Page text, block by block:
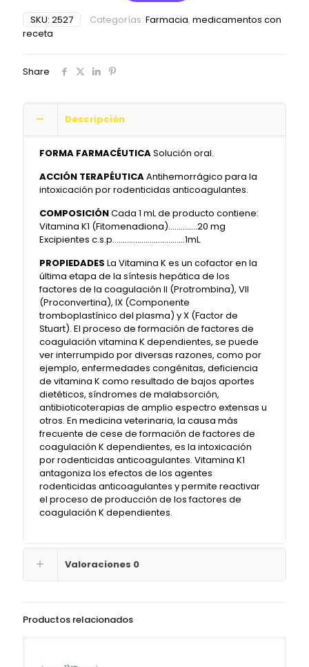
SKU: 2527 Categorías: Farmacia, medicamentos con
receta
Share
Descripción
FORMA FARMACÉUTICASolución oral.
ACCIÓN TERAPÉUTICAAntihemorrágico para la
intoxicación por rodenticidas anticoagulantes.
COMPOSICIÓNCada 1 mL de producto contiene:
Vitamina K1 (Fitomenadiona)…………..20 mg
Excipientes c.s.p……………………………..1mL
PROPIEDADES La Vitamina K es un cofactor en la
última etapa de la síntesis hepática de los
factores de la coagulación II (Protrombina), VII
(Proconvertina), IX (Componente
tromboplastínico del plasma) y X (Factor de
Stuart). El proceso de formación de factores de
coagulación vitamina K dependientes, se puede
ver interrumpido por diversas razones, como por
ejemplo, enfermedades congénitas, deficiencia
de vitamina K como resultado de bajos aportes
dietéticos, síndromes de malabsorción,
antibioticoterapias de amplio espectro extensas u
otros. En medicina veterinaria, la causa más
frecuente de cese de formación de factores de
coagulación K dependientes, es la intoxicación
por rodenticidas anticoagulantes. Vitamina K1
antagoniza los efectos de los agentes
rodenticidas anticoagulantes y permite reactivar
el proceso de producción de los factores de
coagulación K dependientes.
Valoraciones 0
Productos relacionados